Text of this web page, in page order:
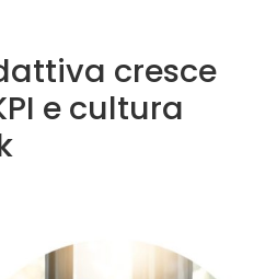
cresce
e cultura